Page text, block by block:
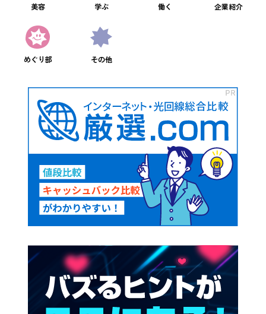
美容 学ぶ 働く 企業紹介
めぐり部 その他